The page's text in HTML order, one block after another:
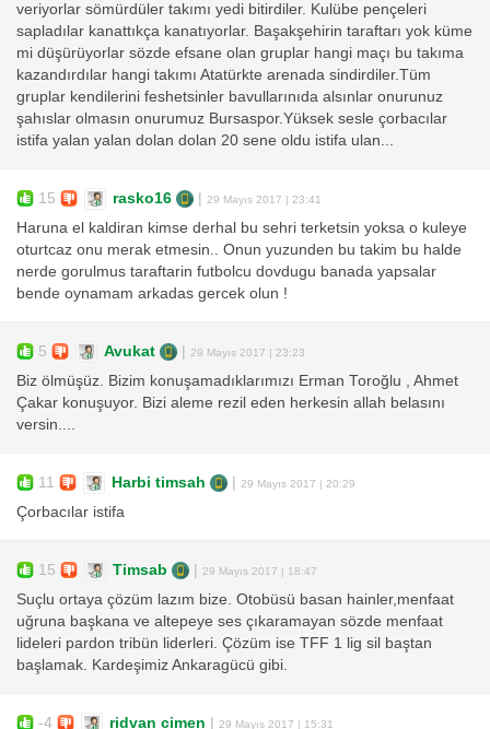
veriyorlar sömürdüler takımı yedi bitirdiler. Kulübe pençeleri
sapladılar kanattıkça kanatıyorlar. Başakşehirin taraftarı yok küme
mi düşürüyorlar sözde efsane olan gruplar hangi maçı bu takıma
kazandırdılar hangi takımı Atatürkte arenada sindirdiler.Tüm
gruplar kendilerini feshetsinler bavullarınıda alsınlar onurunuz
şahıslar olmasın onurumuz Bursaspor.Yüksek sesle çorbacılar
istifa yalan yalan dolan dolan 20 sene oldu istifa ulan...
15 rasko16 29 Mayıs 2017 | 23:41
Haruna el kaldiran kimse derhal bu sehri terketsin yoksa o kuleye
oturtcaz onu merak etmesin.. Onun yuzunden bu takim bu halde
nerde gorulmus taraftarin futbolcu dovdugu banada yapsalar
bende oynamam arkadas gercek olun !
5 Avukat 29 Mayıs 2017 | 23:23
Biz ölmüşüz. Bizim konuşamadıklarımızı Erman Toroğlu , Ahmet
Çakar konuşuyor. Bizi aleme rezil eden herkesin allah belasını
versin....
11 Harbi timsah 29 Mayıs 2017 | 20:29
Çorbacılar istifa
15 Timsab 29 Mayıs 2017 | 18:47
Suçlu ortaya çözüm lazım bize. Otobüsü basan hainler,menfaat
uğruna başkana ve altepeye ses çıkaramayan sözde menfaat
lideleri pardon tribün liderleri. Çözüm ise TFF 1 lig sil baştan
başlamak. Kardeşimiz Ankaragücü gibi.
-4 ridvan cimen 29 Mayıs 2017 | 15:31